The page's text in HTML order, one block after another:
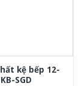
kệ bếp 12-
SGD